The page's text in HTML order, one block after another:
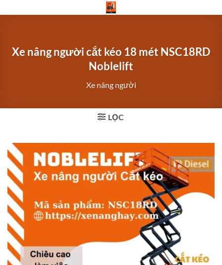
qua
Xe nâng người cắt kéo 18 mét NSC18RD
Noblelift
Xe nâng người
LỌC